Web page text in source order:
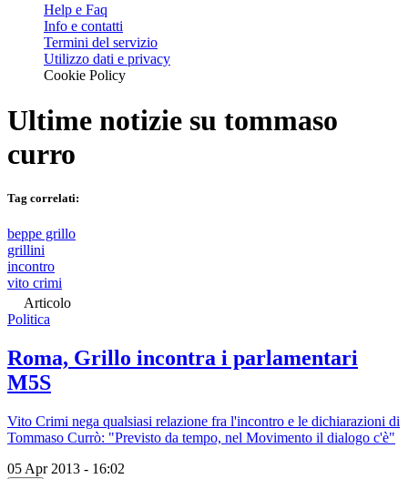
Help e Faq
Info e contatti
Termini del servizio
Utilizzo dati e privacy
Cookie Policy
Ultime notizie su tommaso
curro
Tag correlati:
beppe grillo
grillini
incontro
vito crimi
Articolo
Politica
Roma, Grillo incontra i parlamentari
M5S
Vito Crimi nega qualsiasi relazione fra l'incontro e le dichiarazioni di
Tommaso Currò: "Previsto da tempo, nel Movimento il dialogo c'è"
05 Apr 2013 - 16:02